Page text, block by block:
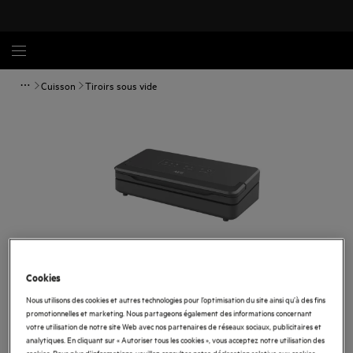
Cuisson Tiroirs sous vide
Appuyez pour zoomer
Cookies
Nous utilisons des cookies et autres technologies pour l’optimisation du site ainsi qu’à des fins
promotionnelles et marketing. Nous partageons également des informations concernant
votre utilisation de notre site Web avec nos partenaires de réseaux sociaux, publicitaires et
analytiques. En cliquant sur « Autoriser tous les cookies », vous acceptez notre utilisation des